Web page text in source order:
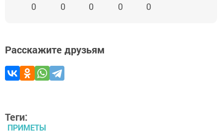
0 0 0 0 0
Расскажите друзьям
Теги:
ПРИМЕТЫ